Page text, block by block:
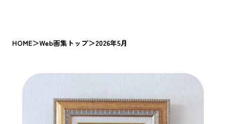
HOME＞Web画集トップ＞2026年5月